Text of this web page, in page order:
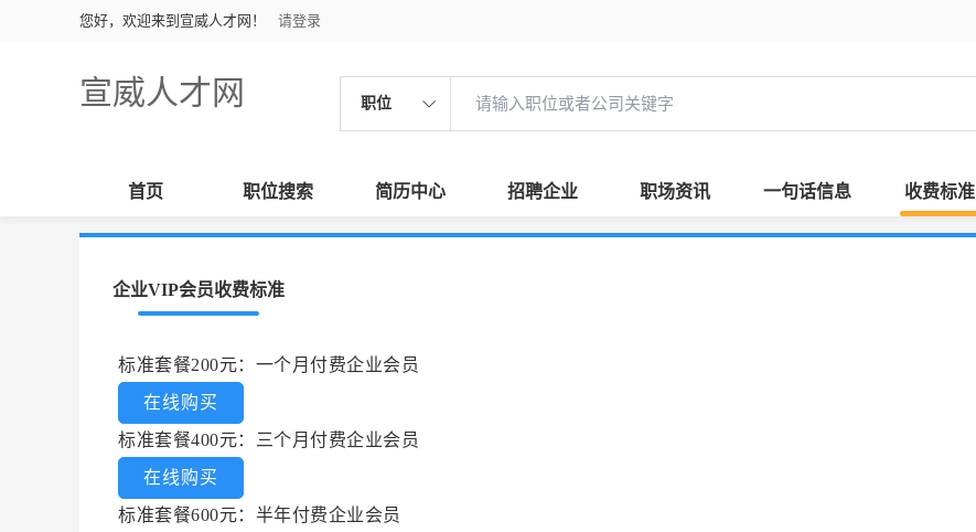
您好，欢迎来到宣威人才网！ 请登录
宣威人才网 职位
首页 职位搜索 简历中心 招聘企业 职场资讯 一句话信息 收费标准
企业VIP会员收费标准
标准套餐200元：一个月付费企业会员
在线购买
标准套餐400元：三个月付费企业会员
在线购买
标准套餐600元：半年付费企业会员